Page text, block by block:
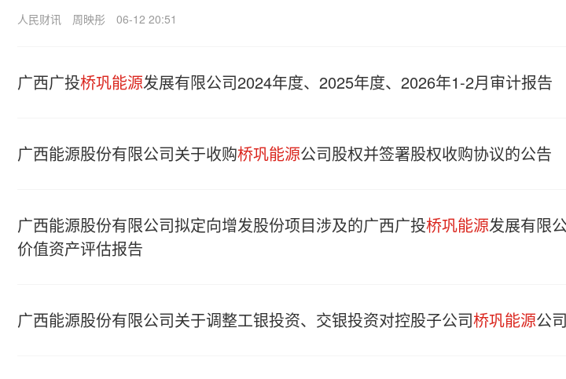
人民财讯
周映彤 06-12 20:51
广西广投桥巩能源发展有限公司2024年度、2025年度、2026年1-2月审计报告
广西能源股份有限公司关于收购桥巩能源公司股权并签署股权收购协议的公告
广西能源股份有限公司拟定向增发股份项目涉及的广西广投桥巩能源发展有限
价值资产评估报告
广西能源股份有限公司关于调整工银投资、交银投资对控股子公司桥巩能源公